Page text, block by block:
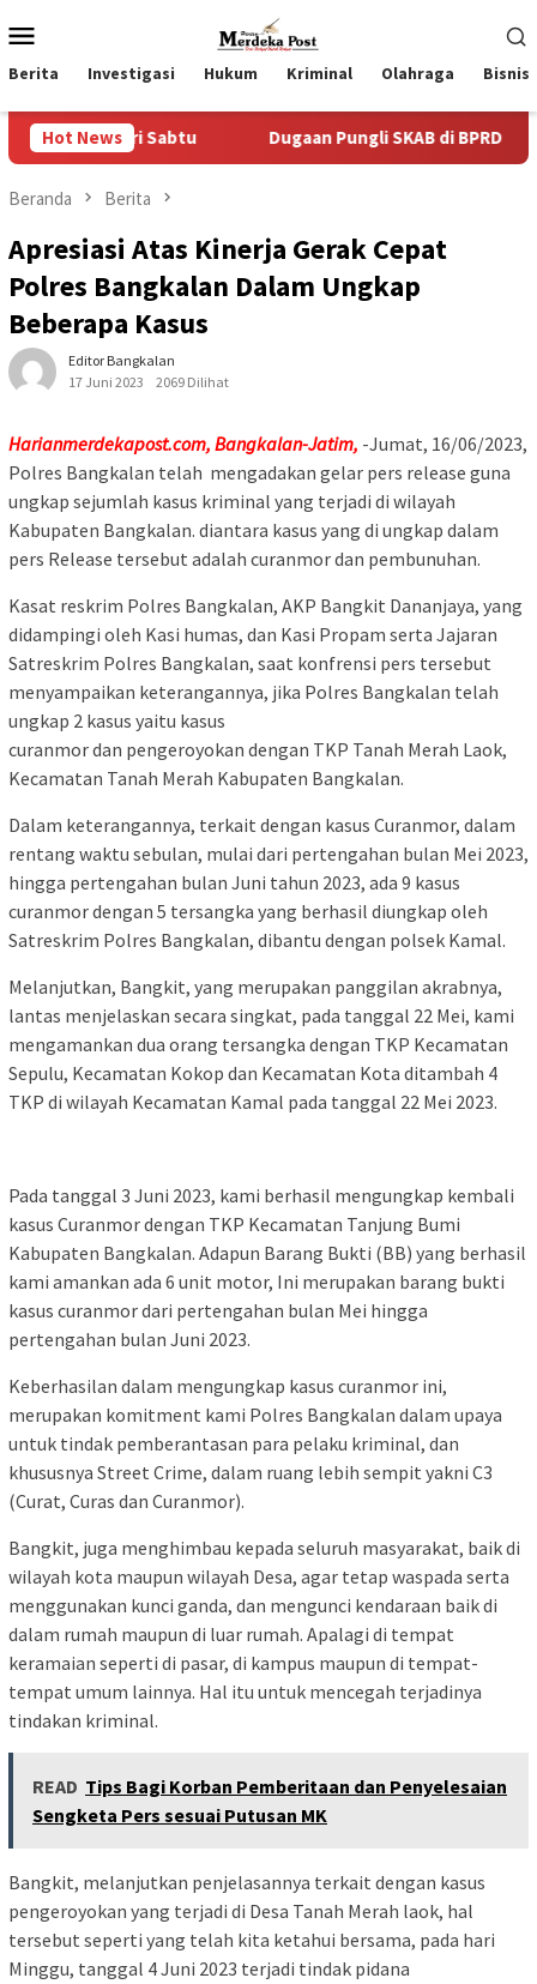
ke
kontenMobile
Berita Investigasi Hukum Kriminal Olahraga Bisnis
Hot News
Hari Sabtu Dugaan Pungli SKAB di BPRD Lumajang
Beranda Berita
Apresiasi Atas Kinerja Gerak Cepat
Polres Bangkalan Dalam Ungkap
Beberapa Kasus
Editor Bangkalan
17 Juni 2023
2069 Dilihat
Harianmerdekapost.com, Bangkalan-Jatim, -Jumat, 16/06/2023,
Polres Bangkalan telah mengadakan gelar pers release guna
ungkap sejumlah kasus kriminal yang terjadi di wilayah
Kabupaten Bangkalan. diantara kasus yang di ungkap dalam
pers Release tersebut adalah curanmor dan pembunuhan.
Kasat reskrim Polres Bangkalan, AKP Bangkit Dananjaya, yang
didampingi oleh Kasi humas, dan Kasi Propam serta Jajaran
Satreskrim Polres Bangkalan, saat konfrensi pers tersebut
menyampaikan keterangannya, jika Polres Bangkalan telah
ungkap 2 kasus yaitu kasus
curanmor dan pengeroyokan dengan TKP Tanah Merah Laok,
Kecamatan Tanah Merah Kabupaten Bangkalan.
Dalam keterangannya, terkait dengan kasus Curanmor, dalam
rentang waktu sebulan, mulai dari pertengahan bulan Mei 2023,
hingga pertengahan bulan Juni tahun 2023, ada 9 kasus
curanmor dengan 5 tersangka yang berhasil diungkap oleh
Satreskrim Polres Bangkalan, dibantu dengan polsek Kamal.
Melanjutkan, Bangkit, yang merupakan panggilan akrabnya,
lantas menjelaskan secara singkat, pada tanggal 22 Mei, kami
mengamankan dua orang tersangka dengan TKP Kecamatan
Sepulu, Kecamatan Kokop dan Kecamatan Kota ditambah 4
TKP di wilayah Kecamatan Kamal pada tanggal 22 Mei 2023.
Pada tanggal 3 Juni 2023, kami berhasil mengungkap kembali
kasus Curanmor dengan TKP Kecamatan Tanjung Bumi
Kabupaten Bangkalan. Adapun Barang Bukti (BB) yang berhasil
kami amankan ada 6 unit motor, Ini merupakan barang bukti
kasus curanmor dari pertengahan bulan Mei hingga
pertengahan bulan Juni 2023.
Keberhasilan dalam mengungkap kasus curanmor ini,
merupakan komitment kami Polres Bangkalan dalam upaya
untuk tindak pemberantasan para pelaku kriminal, dan
khususnya Street Crime, dalam ruang lebih sempit yakni C3
(Curat, Curas dan Curanmor).
Bangkit, juga menghimbau kepada seluruh masyarakat, baik di
wilayah kota maupun wilayah Desa, agar tetap waspada serta
menggunakan kunci ganda, dan mengunci kendaraan baik di
dalam rumah maupun di luar rumah. Apalagi di tempat
keramaian seperti di pasar, di kampus maupun di tempat-
tempat umum lainnya. Hal itu untuk mencegah terjadinya
tindakan kriminal.
READ Tips Bagi Korban Pemberitaan dan Penyelesaian
Sengketa Pers sesuai Putusan MK
Bangkit, melanjutkan penjelasannya terkait dengan kasus
pengeroyokan yang terjadi di Desa Tanah Merah laok, hal
tersebut seperti yang telah kita ketahui bersama, pada hari
Minggu, tanggal 4 Juni 2023 terjadi tindak pidana